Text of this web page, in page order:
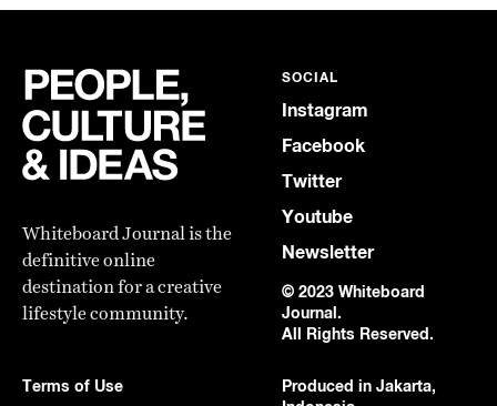
Whiteboard Journal is the
definitive online
destination for a creative
lifestyle community.
SOCIAL
Instagram
Facebook
Twitter
Youtube
Newsletter
© 2023 Whiteboard
Journal.
All Rights Reserved.
Terms of Use
Produced in Jakarta,